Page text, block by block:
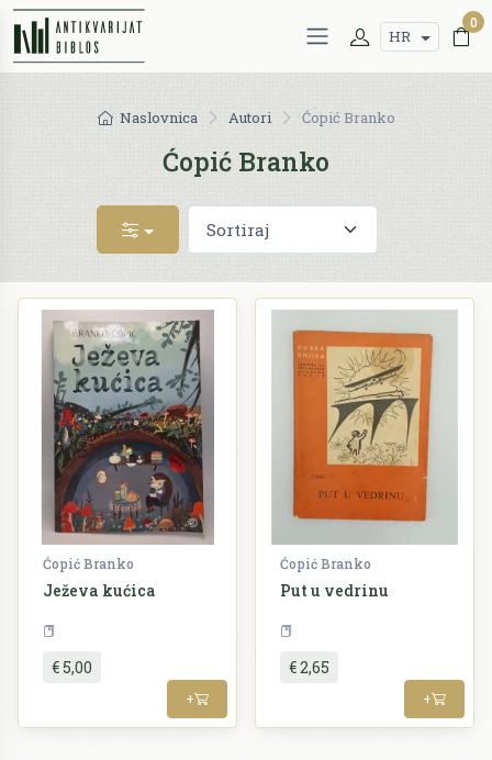
HR
0
Naslovnica Autori Ćopić Branko
Ćopić Branko
Ćopić Branko
Ježeva kućica
€ 5,00
+
Ćopić Branko
Put u vedrinu
€ 2,65
+